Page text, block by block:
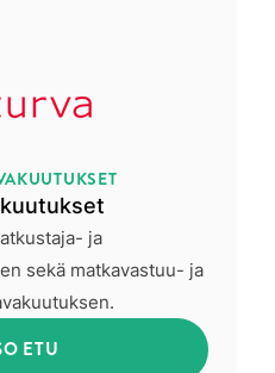
ja
sekä matkavastuu- ja
ETU